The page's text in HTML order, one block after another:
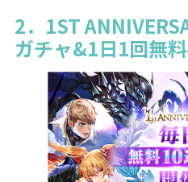
2．1ST
ガチャ&1日1回無